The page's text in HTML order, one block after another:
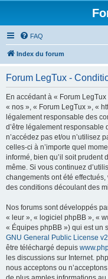
FAQ
Index du forum
Forum LegTux -
En accédant à « Forum
« nos », « Forum LegTux », «
légalement responsable des
d’être légalement responsable
n’accédez pas et/ou n’utilisez
celles-ci à n’importe quel
informé, bien qu’il soit prudent
même. Si vous continuez
changements ont été
des conditions découlant des
Nos forums sont développés
« leur », « logiciel phpBB », «
« Équipes phpBB ») qui est un
GNU General Public License v2
être téléchargé depuis
les discussions sur Internet.
nous acceptons ou